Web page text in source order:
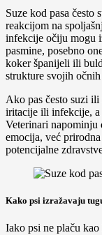
Suze kod pasa često
reakcijom na
infekcije očiju mogu
pasmine, posebno
koker španijeli ili
strukture svojih očnih
Ako pas često suzi
iritacije ili infekcije, a
Veterinari napominju
emocija, već
potencijalne
Kako psi izražavaju
Iako psi ne plaču